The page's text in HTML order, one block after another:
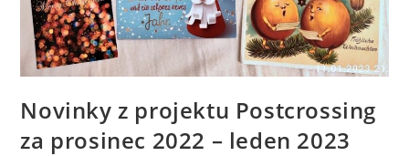
Novinky z projektu Postcrossing
za prosinec 2022 – leden 2023